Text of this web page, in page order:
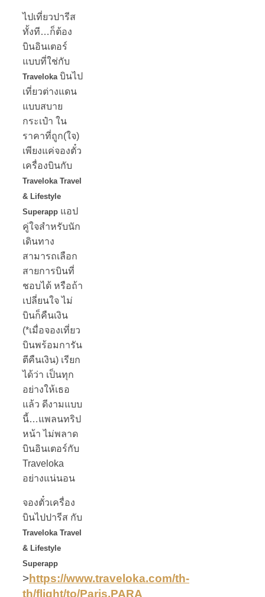
ไปเที่ยวปารีส
ทั้งที…ก็ต้อง
บินอินเตอร์
แบบที่ใช่กับ
Traveloka บินไป
เที่ยวต่างแดน
แบบสบาย
กระเป๋า ใน
ราคาที่ถูก(ใจ)
เพียงแค่จองตั๋ว
เครื่องบินกับ
Traveloka Travel
& Lifestyle
Superapp แอป
คู่ใจสำหรับนัก
เดินทาง
สามารถเลือก
สายการบินที่
ชอบได้ หรือถ้า
เปลี่ยนใจ ไม่
บินก็คืนเงิน
(*เมื่อจองเที่ยว
บินพร้อมการัน
ตีคืนเงิน) เรียก
ได้ว่า เป็นทุก
อย่างให้เธอ
แล้ว ดีงามแบบ
นี้…แพลนทริป
หน้า ไม่พลาด
บินอินเตอร์กับ
Traveloka
อย่างแน่นอน
จองตั๋วเครื่อง
บินไปปารีส กับ
Traveloka Travel
& Lifestyle
Superapp
>https://www.traveloka.com/th-
th/flight/to/Paris.PARA